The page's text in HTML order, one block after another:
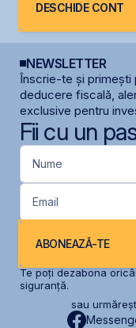
DESCHIDE CONT
NEWSLETTER
Înscrie-te și primești
deducere fiscală,
exclusive pentru
Fii cu un
Nume
Email
ABONEAZĂ-TE
Te poți dezabona
siguranță.
sau